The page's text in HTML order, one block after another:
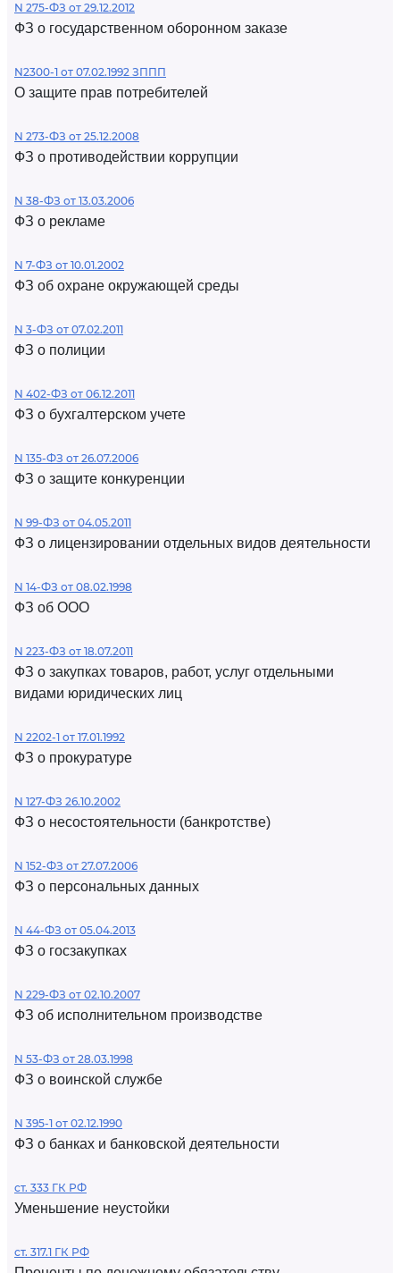
N 275-ФЗ от 29.12.2012
ФЗ о государственном оборонном заказе
N2300-1 от 07.02.1992 ЗППП
О защите прав потребителей
N 273-ФЗ от 25.12.2008
ФЗ о противодействии коррупции
N 38-ФЗ от 13.03.2006
ФЗ о рекламе
N 7-ФЗ от 10.01.2002
ФЗ об охране окружающей среды
N 3-ФЗ от 07.02.2011
ФЗ о полиции
N 402-ФЗ от 06.12.2011
ФЗ о бухгалтерском учете
N 135-ФЗ от 26.07.2006
ФЗ о защите конкуренции
N 99-ФЗ от 04.05.2011
ФЗ о лицензировании отдельных видов деятельности
N 14-ФЗ от 08.02.1998
ФЗ об ООО
N 223-ФЗ от 18.07.2011
ФЗ о закупках товаров, работ, услуг отдельными
видами юридических лиц
N 2202-1 от 17.01.1992
ФЗ о прокуратуре
N 127-ФЗ 26.10.2002
ФЗ о несостоятельности (банкротстве)
N 152-ФЗ от 27.07.2006
ФЗ о персональных данных
N 44-ФЗ от 05.04.2013
ФЗ о госзакупках
N 229-ФЗ от 02.10.2007
ФЗ об исполнительном производстве
N 53-ФЗ от 28.03.1998
ФЗ о воинской службе
N 395-1 от 02.12.1990
ФЗ о банках и банковской деятельности
ст. 333 ГК РФ
Уменьшение неустойки
ст. 317.1 ГК РФ